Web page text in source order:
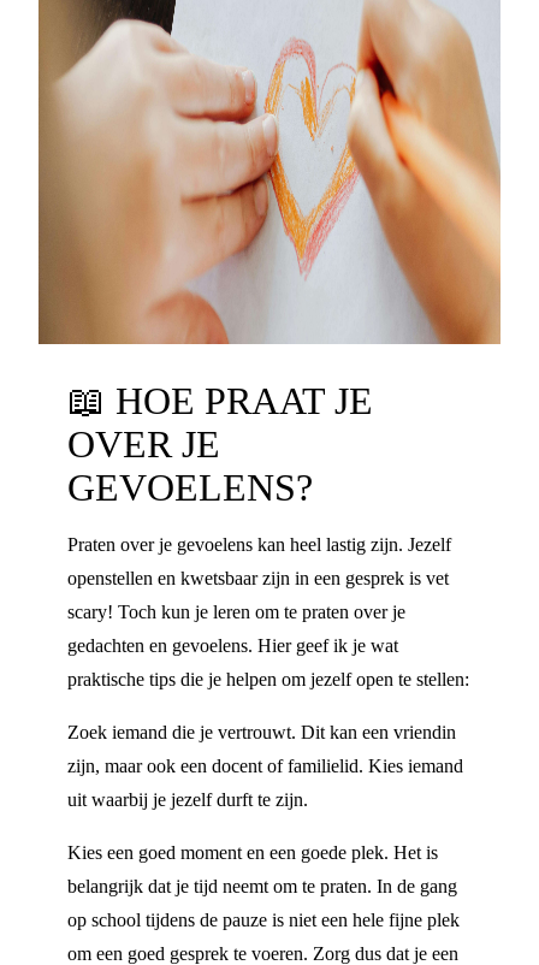
📖 HOE PRAAT JE
OVER JE
GEVOELENS?
Praten over je gevoelens kan heel lastig zijn. Jezelf
openstellen en kwetsbaar zijn in een gesprek is vet
scary! Toch kun je leren om te praten over je
gedachten en gevoelens. Hier geef ik je wat
praktische tips die je helpen om jezelf open te stellen:
Zoek iemand die je vertrouwt. Dit kan een vriendin
zijn, maar ook een docent of familielid. Kies iemand
uit waarbij je jezelf durft te zijn.
Kies een goed moment en een goede plek. Het is
belangrijk dat je tijd neemt om te praten. In de gang
op school tijdens de pauze is niet een hele fijne plek
om een goed gesprek te voeren. Zorg dus dat je een